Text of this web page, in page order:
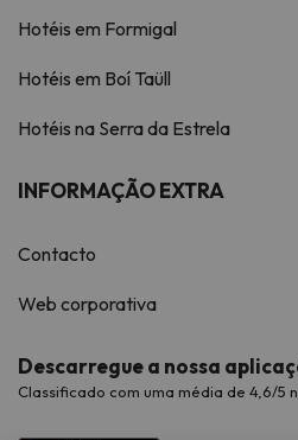
Hotéis em Formigal
Hotéis em Boí Taüll
Hotéis na Serra da Estrela
INFORMAÇÃO EXTRA
Contacto
Web corporativa
Descarregue a nossa
Classificado com uma média de 4,6/5